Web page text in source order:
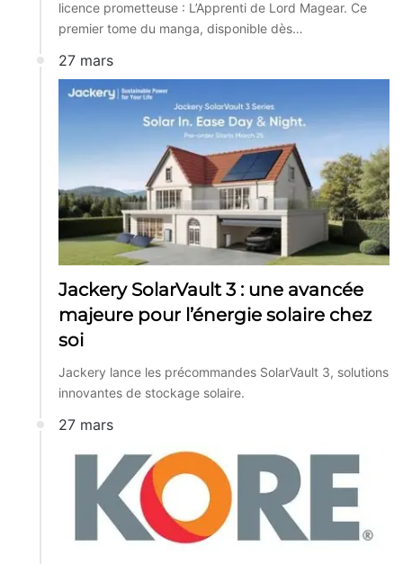
licence prometteuse : L’Apprenti de Lord Magear. Ce
premier tome du manga, disponible dès…
27 mars
Jackery SolarVault 3 : une avancée
majeure pour l’énergie solaire chez
soi
Jackery lance les précommandes SolarVault 3, solutions
innovantes de stockage solaire.
27 mars